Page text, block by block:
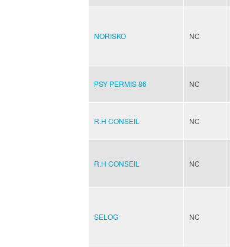
NORISKO NC
PSY PERMIS 86 NC
R.H CONSEIL NC
R.H CONSEIL NC
SELOG NC